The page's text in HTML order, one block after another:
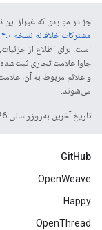
جز در مواردی که غیراز
مشترکات خلاقانه نسخه ۴.۰
است. برای اطلاع از
می‌شوند.
تاریخ آخرین به‌روزرسانی 2026-02-18 به‌وقت ساعت هماهنگ جهانی.
GitHub
OpenWeave
Happy
OpenThread